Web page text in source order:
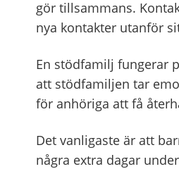
gör tillsammans.
nya kontakter utanför
En stödfamilj fungerar
att stödfamiljen tar
för anhöriga att få
Det vanligaste är att
några extra dagar